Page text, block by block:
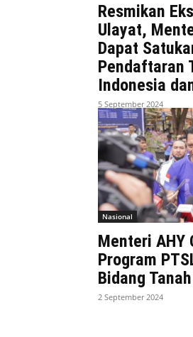
Resmikan
Ulayat,
Dapat
Pendaftaran
Indonesia
5 September 2024
Nasional
Menteri AHY
Program
Bidang Tanah
2 September 2024